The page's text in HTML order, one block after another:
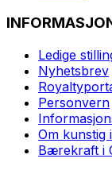
Ledige
Nyhetsbrev
Personvern
Om kunstig
Bærekraft i